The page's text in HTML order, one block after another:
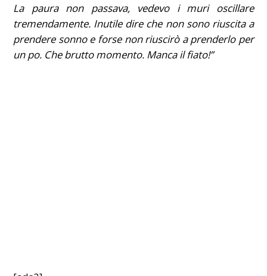
La paura non passava, vedevo i muri oscillare
tremendamente. Inutile dire che non sono riuscita a
prendere sonno e forse non riuscirò a prenderlo per
un po. Che brutto momento. Manca il fiato!”